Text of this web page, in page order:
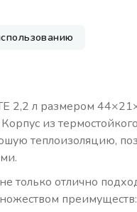
2,2 л размером
из
теплоизоляцию,
только отлично
преимуществ: